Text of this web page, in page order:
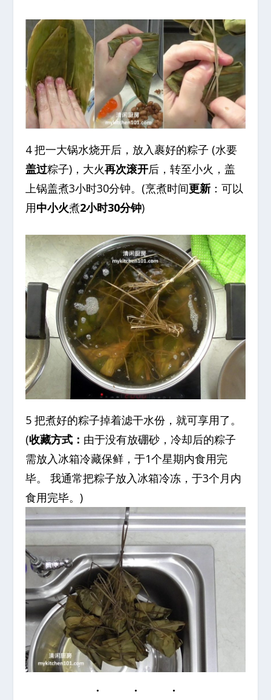
4 把一大锅水烧开后，放入裹好的粽子 (水要
盖过粽子)，大火再次滚开后，转至小火，盖
上锅盖煮3小时30分钟。(烹煮时间更新 ：可以
用中小火煮2小时30分钟)
5 把煮好的粽子掉着滤干水份，就可享用了。
(收藏方式： 由于没有放硼砂，冷却后的粽子
需放入冰箱冷藏保鲜，于1个星期内食用完
毕。 我通常把粽子放入冰箱冷冻，于3个月内
食用完毕。)